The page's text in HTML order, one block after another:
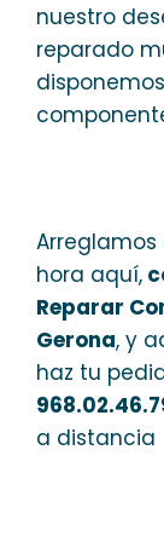
nuestro
reparado
hora aquí,
Reparar
Gerona, y
haz tu
a distancia